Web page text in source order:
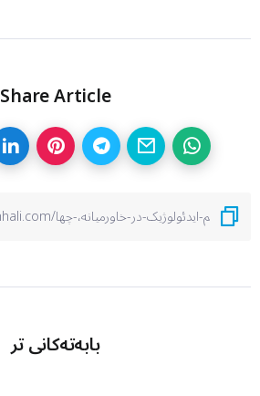
Share Article
بابەتەکانی تر